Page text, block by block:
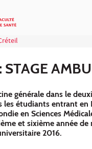
STAGE
générale dans le
les étudiants entrant en
en Sciences
et sixième année de
2016.